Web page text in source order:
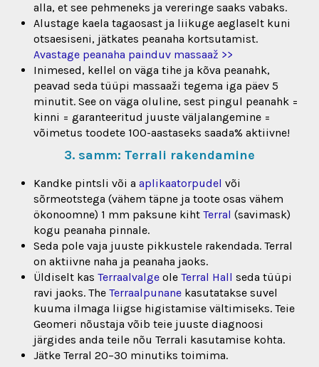
alla, et see pehmeneks ja vereringe saaks vabaks.
Alustage kaela tagaosast ja liikuge aeglaselt kuni
otsaesiseni, jätkates peanaha kortsutamist.
Avastage peanaha painduv massaaž >>
Inimesed, kellel on väga tihe ja kõva peanahk,
peavad seda tüüpi massaaži tegema iga päev 5
minutit. See on väga oluline, sest pingul peanahk =
kinni = garanteeritud juuste väljalangemine =
võimetus toodete 100-aastaseks saada% aktiivne!
3. samm: Terrali rakendamine
Kandke pintsli või a aplikaatorpudel või
sõrmeotstega (vähem täpne ja toote osas vähem
ökonoomne) 1 mm paksune kiht Terral (savimask)
kogu peanaha pinnale.
Seda pole vaja juuste pikkustele rakendada. Terral
on aktiivne naha ja peanaha jaoks.
Üldiselt kas Terraalvalge ole Terral Hall seda tüüpi
ravi jaoks. The Terraalpunane kasutatakse suvel
kuuma ilmaga liigse higistamise vältimiseks. Teie
Geomeri nõustaja võib teie juuste diagnoosi
järgides anda teile nõu Terrali kasutamise kohta.
Jätke Terral 20–30 minutiks toimima.